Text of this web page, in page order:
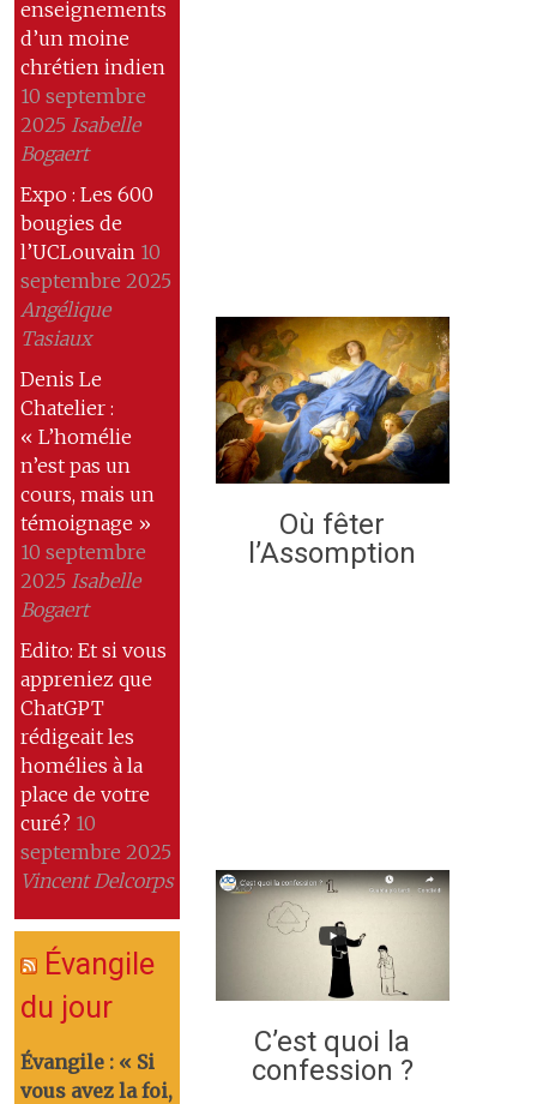
enseignements
d’un moine
chrétien indien
10 septembre
2025 Isabelle
Bogaert
Expo : Les 600
bougies de
l’UCLouvain 10
septembre 2025
Angélique
Tasiaux
Denis Le
Chatelier :
« L’homélie
n’est pas un
cours, mais un
témoignage »
10 septembre
2025 Isabelle
Bogaert
Edito: Et si vous
appreniez que
ChatGPT
rédigeait les
homélies à la
place de votre
curé? 10
septembre 2025
Vincent Delcorps
Évangile
du jour
Évangile : « Si
vous avez la foi,
Où fêter
l’Assomption
C’est quoi la
confession ?